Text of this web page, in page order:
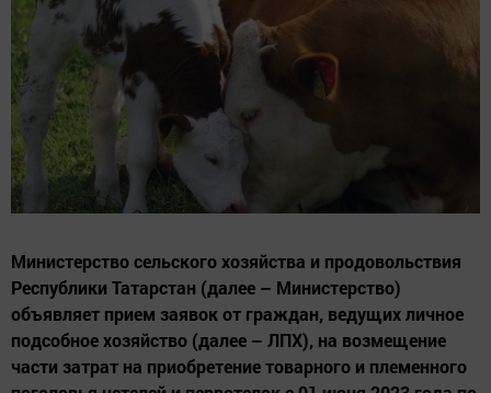
Министерство сельского хозяйства и продовольствия
Республики Татарстан (далее – Министерство)
объявляет прием заявок от граждан, ведущих личное
подсобное хозяйство (далее – ЛПХ), на возмещение
части затрат на приобретение товарного и племенного